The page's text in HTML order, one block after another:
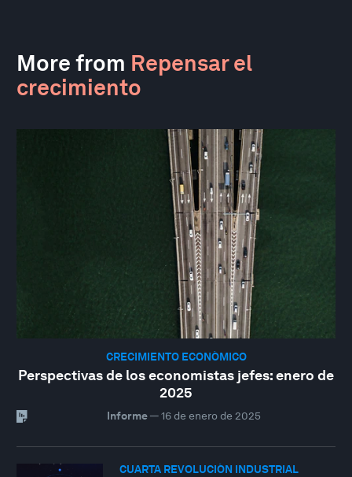
More from Repensar el
crecimiento
CRECIMIENTO ECONÓMICO
Perspectivas de los economistas jefes: enero de
2025
Informe—16 de enero de 2025
CUARTA REVOLUCIÓN INDUSTRIAL